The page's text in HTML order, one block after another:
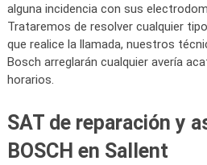
alguna incidencia con sus
Trataremos de resolver cualquier
que realice la llamada, nuestros
Bosch arreglarán cualquier avería
horarios.
SAT de reparación y
BOSCH en Sallent